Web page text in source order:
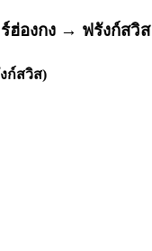
ฮ่องกง → ฟรังก์สวิส
ก์สวิส)